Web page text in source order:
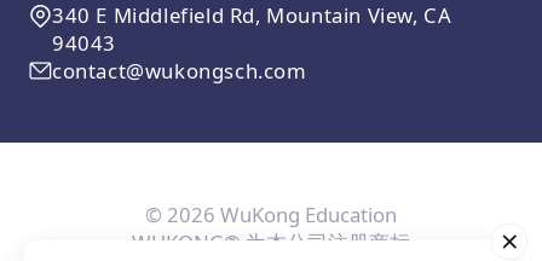
340 E Middlefield Rd, Mountain View, CA
94043
contact@wukongsch.com
© 2026 WuKong Education
WUKONG® 为本公司注册商标